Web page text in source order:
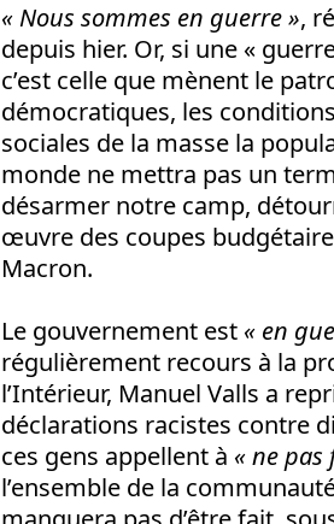
« Nous sommes en guerre »,
depuis hier. Or, si une «
c’est celle que mènent le
démocratiques, les
sociales de la masse la
monde ne mettra pas un
désarmer notre camp,
œuvre des coupes
Macron.
Le gouvernement est « en
régulièrement recours à la
l’Intérieur, Manuel Valls a
déclarations racistes contre
ces gens appellent à « ne pas
l’ensemble de la